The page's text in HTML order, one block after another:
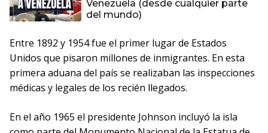
Venezuela (desde cualquier parte
del mundo)
Entre 1892 y 1954 fue el primer lugar de Estados
Unidos que pisaron millones de inmigrantes. En esta
primera aduana del país se realizaban las inspecciones
médicas y legales de los recién llegados.
En el año 1965 el presidente Johnson incluyó la isla